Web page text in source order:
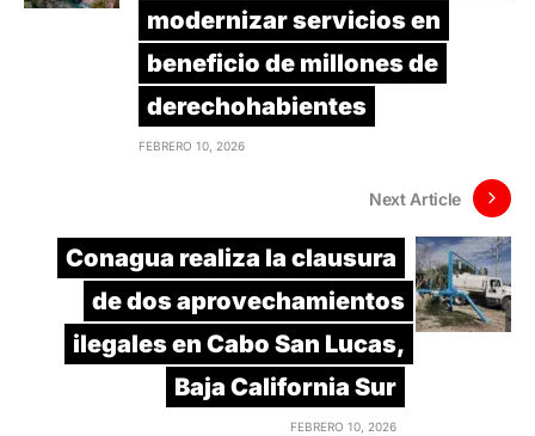
modernizar servicios en
beneficio de millones de
derechohabientes
FEBRERO 10, 2026
Next Article
Conagua realiza la clausura
de dos aprovechamientos
ilegales en Cabo San Lucas,
Baja California Sur
FEBRERO 10, 2026